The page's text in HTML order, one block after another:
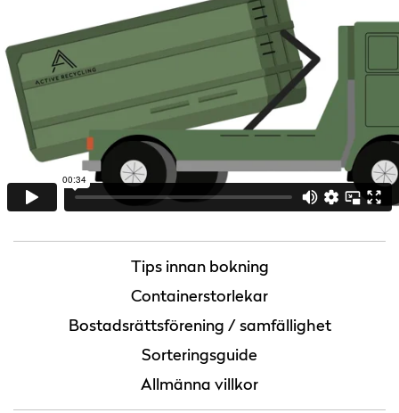
Tips innan bokning
Containerstorlekar
Bostadsrättsförening / samfällighet
Sorteringsguide
Allmänna villkor